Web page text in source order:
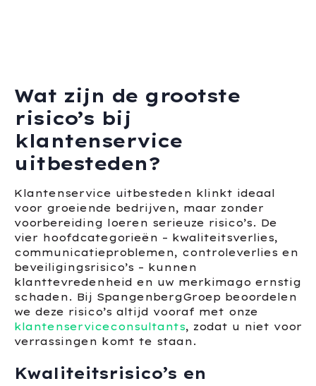
Wat zijn de grootste
risico’s bij
klantenservice
uitbesteden?
Klantenservice uitbesteden klinkt ideaal
voor groeiende bedrijven, maar zonder
voorbereiding loeren serieuze risico’s. De
vier hoofdcategorieën – kwaliteitsverlies,
communicatieproblemen, controleverlies en
beveiligingsrisico’s – kunnen
klanttevredenheid en uw merkimago ernstig
schaden. Bij SpangenbergGroep beoordelen
we deze risico’s altijd vooraf met onze
klantenserviceconsultants, zodat u niet voor
verrassingen komt te staan.
Kwaliteitsrisico’s en